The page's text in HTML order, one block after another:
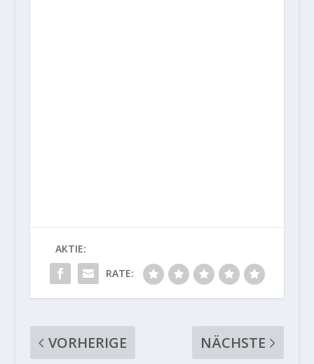
AKTIE:
RATE:
VORHERIGE
NÄCHSTE